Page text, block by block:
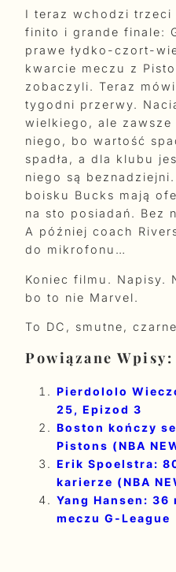
I teraz wchodzi trzeci
finito i grande finale:
prawe łydko-czort-
kwarcie meczu z
zobaczyli. Teraz
tygodni przerwy.
wielkiego, ale zawsze
niego, bo wartość
spadła, a dla klubu
niego są
boisku Bucks mają
na sto posiadań. Bez
A później coach
do mikrofonu…
Koniec filmu. Napisy.
bo to nie Marvel.
To DC, smutne,
Powiązane Wpisy:
Pierdololo
25, Epizod 3
Boston kończy
Pistons (NBA
Erik Spoelstra:
karierze (NBA
Yang Hansen:
meczu G-League